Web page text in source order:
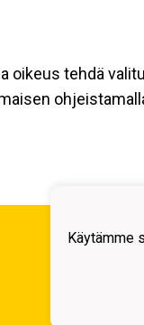
oikeus tehdä
Y-
Käytämme